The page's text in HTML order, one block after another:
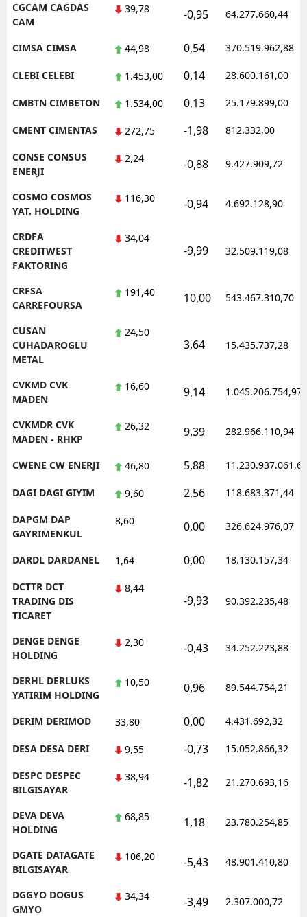
CGCAM CAGDAS
CAM
39,78 -0,95 64.277.660,44
CIMSA CIMSA 44,98 0,54 370.519.962,88
CLEBI CELEBI 1.453,00 0,14 28.600.161,00
CMBTN CIMBETON 1.534,00 0,13 25.179.899,00
CMENT CIMENTAS 272,75 -1,98 812.332,00
CONSE CONSUS
ENERJI
2,24 -0,88 9.427.909,72
COSMO COSMOS
YAT. HOLDING
116,30 -0,94 4.692.128,90
CRDFA
CREDITWEST
FAKTORING
34,04
-9,99 32.509.119,08
CRFSA
CARREFOURSA
191,40 10,00 543.467.310,70
CUSAN
CUHADAROGLU
METAL
24,50
3,64 15.435.737,28
CVKMD CVK
MADEN
16,60 9,14 1.045.206.754,97
CVKMDR CVK
MADEN - RHKP
26,32 9,39 282.966.110,94
CWENE CW ENERJI 46,80 5,88 11.230.937.061,62
DAGI DAGI GIYIM 9,60 2,56 118.683.371,44
DAPGM DAP
GAYRIMENKUL
8,60 0,00 326.624.976,07
DARDL DARDANEL 1,64 0,00 18.130.157,34
DCTTR DCT
TRADING DIS
TICARET
8,44
-9,93 90.392.235,48
DENGE DENGE
HOLDING
2,30 -0,43 34.252.223,88
DERHL DERLUKS
YATIRIM HOLDING
10,50 0,96 89.544.754,21
DERIM DERIMOD 33,80 0,00 4.431.692,32
DESA DESA DERI 9,55 -0,73 15.052.866,32
DESPC DESPEC
BILGISAYAR
38,94 -1,82 21.270.693,16
DEVA DEVA
HOLDING
68,85 1,18 23.780.254,85
DGATE DATAGATE
BILGISAYAR
106,20 -5,43 48.901.410,80
DGGYO DOGUS
GMYO
34,34 -3,49 2.307.000,72